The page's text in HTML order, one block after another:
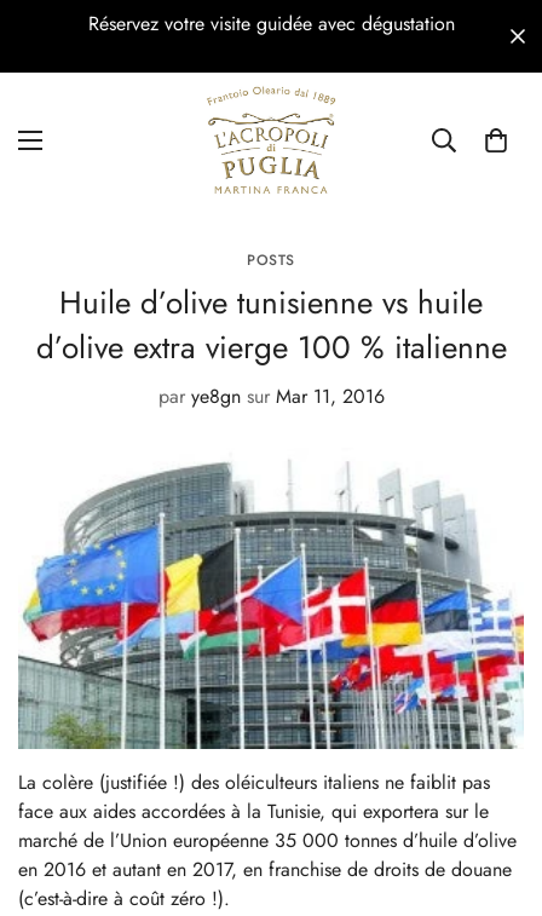
Réservez votre visite guidée avec dégustation
POSTS
Huile d’olive tunisienne vs huile
d’olive extra vierge 100 % italienne
par ye8gnsur Mar 11, 2016
La colère (justifiée !) des oléiculteurs italiens ne faiblit pas
face aux aides accordées à la Tunisie, qui exportera sur le
marché de l’Union européenne 35 000 tonnes d’huile d’olive
en 2016 et autant en 2017, en franchise de droits de douane
(c’est-à-dire à coût zéro !).